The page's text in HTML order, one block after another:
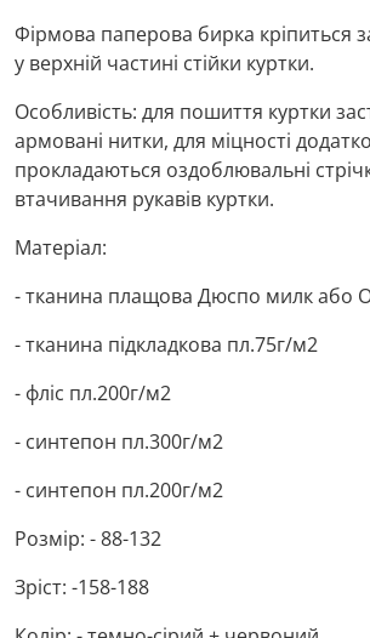
Фірмова паперова бирка кріпиться
у верхній частині стійки куртки.
Особливість: для пошиття куртки
армовані нитки, для міцності
прокладаються оздоблювальні
втачивання рукавів куртки.
Матеріал:
- тканина плащова Дюспо милк або
- тканина підкладкова пл.75г/м2
- фліс пл.200г/м2
- синтепон пл.300г/м2
- синтепон пл.200г/м2
Розмір: - 88-132
Зріст: -158-188